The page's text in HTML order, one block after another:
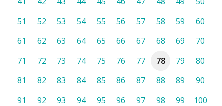
51
52 53 54 55 56 57 58 59
60
61
62 63 64 65 66 67 68 69
70
71
72 73 74 75 76 77 78 79
80
81
82 83 84 85 86 87 88 89
90
91
92 93 94 95 96 97 98 99
100